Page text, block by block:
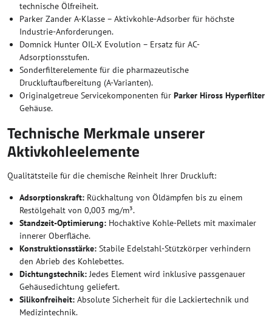
technische Ölfreiheit.
Parker Zander A-Klasse – Aktivkohle-Adsorber für höchste
Industrie-Anforderungen.
Domnick Hunter OIL-X Evolution – Ersatz für AC-
Adsorptionsstufen.
Sonderfilterelemente für die pharmazeutische
Druckluftaufbereitung (A-Varianten).
Originalgetreue Servicekomponenten für Parker Hiross Hyperfilter
Gehäuse.
Technische Merkmale unserer
Aktivkohleelemente
Qualitätsteile für die chemische Reinheit Ihrer Druckluft:
Adsorptionskraft: Rückhaltung von Öldämpfen bis zu einem
Restölgehalt von 0,003 mg/m³.
Standzeit-Optimierung: Hochaktive Kohle-Pellets mit maximaler
innerer Oberfläche.
Konstruktionsstärke: Stabile Edelstahl-Stützkörper verhindern
den Abrieb des Kohlebettes.
Dichtungstechnik:Jedes Element wird inklusive passgenauer
Gehäusedichtung geliefert.
Silikonfreiheit: Absolute Sicherheit für die Lackiertechnik und
Medizintechnik.